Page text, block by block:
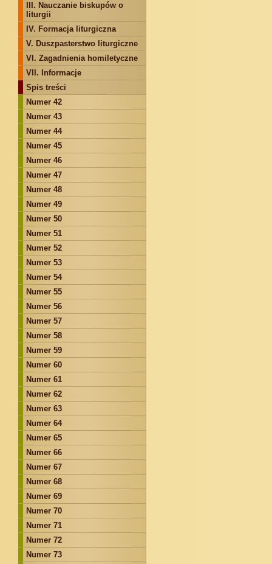
III. Nauczanie biskupów o
liturgii
IV. Formacja liturgiczna
V. Duszpasterstwo liturgiczne
VI. Zagadnienia homiletyczne
VII. Informacje
Spis treści
Numer 42
Numer 43
Numer 44
Numer 45
Numer 46
Numer 47
Numer 48
Numer 49
Numer 50
Numer 51
Numer 52
Numer 53
Numer 54
Numer 55
Numer 56
Numer 57
Numer 58
Numer 59
Numer 60
Numer 61
Numer 62
Numer 63
Numer 64
Numer 65
Numer 66
Numer 67
Numer 68
Numer 69
Numer 70
Numer 71
Numer 72
Numer 73